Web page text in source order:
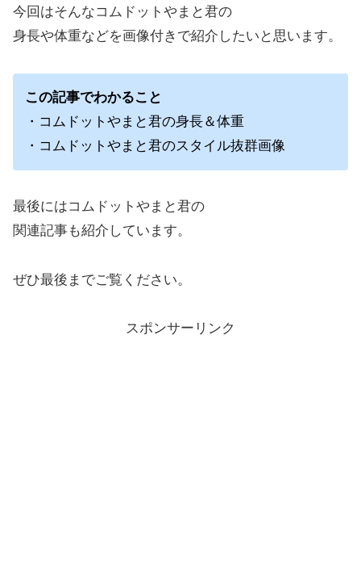
今回はそんなコムドットやまと君の
身長や体重などを画像付きで紹介したいと思います。
この記事でわかること
・コムドットやまと君の身長＆体重
・コムドットやまと君のスタイル抜群画像
最後にはコムドットやまと君の
関連記事も紹介しています。
ぜひ最後までご覧ください。
スポンサーリンク